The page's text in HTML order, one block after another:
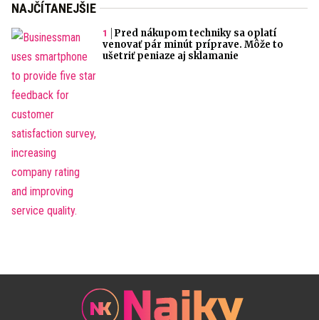
NAJČÍTANEJŠIE
Pred nákupom techniky sa oplatí
venovať pár minút príprave. Môže to
ušetriť peniaze aj sklamanie